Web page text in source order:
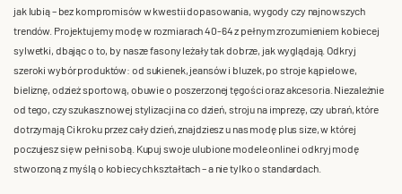
jak lubią – bez kompromisów w kwestii dopasowania, wygody czy najnowszych
trendów. Projektujemy modę w rozmiarach 40-64 z pełnym zrozumieniem kobiecej
sylwetki, dbając o to, by nasze fasony leżały tak dobrze, jak wyglądają. Odkryj
szeroki wybór produktów: od sukienek, jeansów i bluzek, po stroje kąpielowe,
bieliznę, odzież sportową, obuwie o poszerzonej tęgości oraz akcesoria. Niezależnie
od tego, czy szukasz nowej stylizacji na co dzień, stroju na imprezę, czy ubrań, które
dotrzymają Ci kroku przez cały dzień, znajdziesz u nas modę plus size, w której
poczujesz się w pełni sobą. Kupuj swoje ulubione modele online i odkryj modę
stworzoną z myślą o kobiecych kształtach – a nie tylko o standardach.